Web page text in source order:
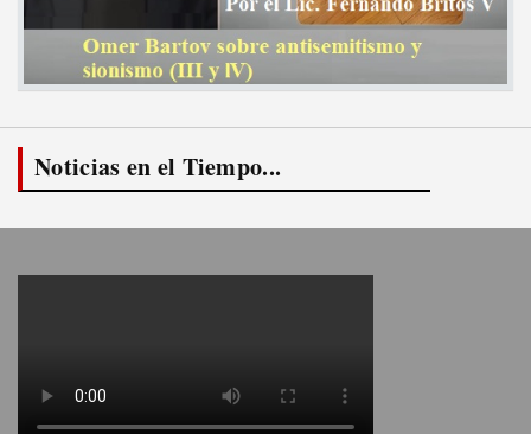
Noticias en el Tiempo...